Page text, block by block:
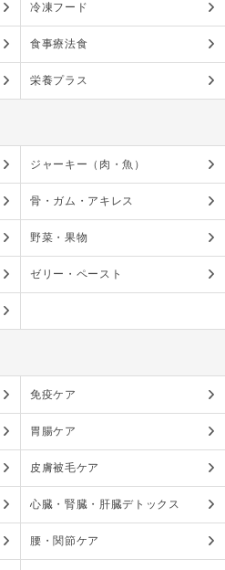
冷凍フード
食事療法食
栄養プラス
ジャーキー（肉・魚）
骨・ガム・アキレス
野菜・果物
ゼリー・ペースト
免疫ケア
胃腸ケア
皮膚被毛ケア
心臓・腎臓・肝臓デトックス
腰・関節ケア